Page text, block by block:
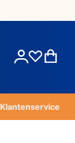
Account
Klantenservice